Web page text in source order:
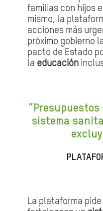
familias con hijos
mismo, la
acciones más
próximo gobierno
pacto de Estado
la educación
sistema
La plataforma